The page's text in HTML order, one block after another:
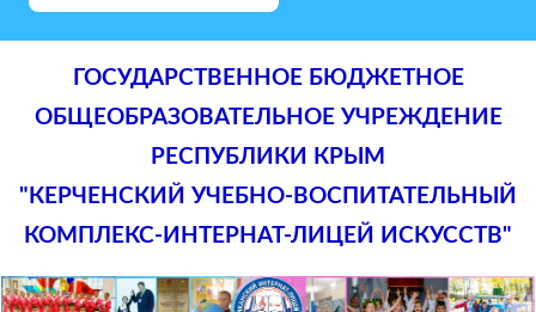
ГОСУДАРСТВЕННОЕ БЮДЖЕТНОЕ
ОБЩЕОБРАЗОВАТЕЛЬНОЕ УЧРЕЖДЕНИЕ
РЕСПУБЛИКИ КРЫМ
"КЕРЧЕНСКИЙ УЧЕБНО-ВОСПИТАТЕЛЬНЫЙ
КОМПЛЕКС-ИНТЕРНАТ-ЛИЦЕЙ ИСКУССТВ"